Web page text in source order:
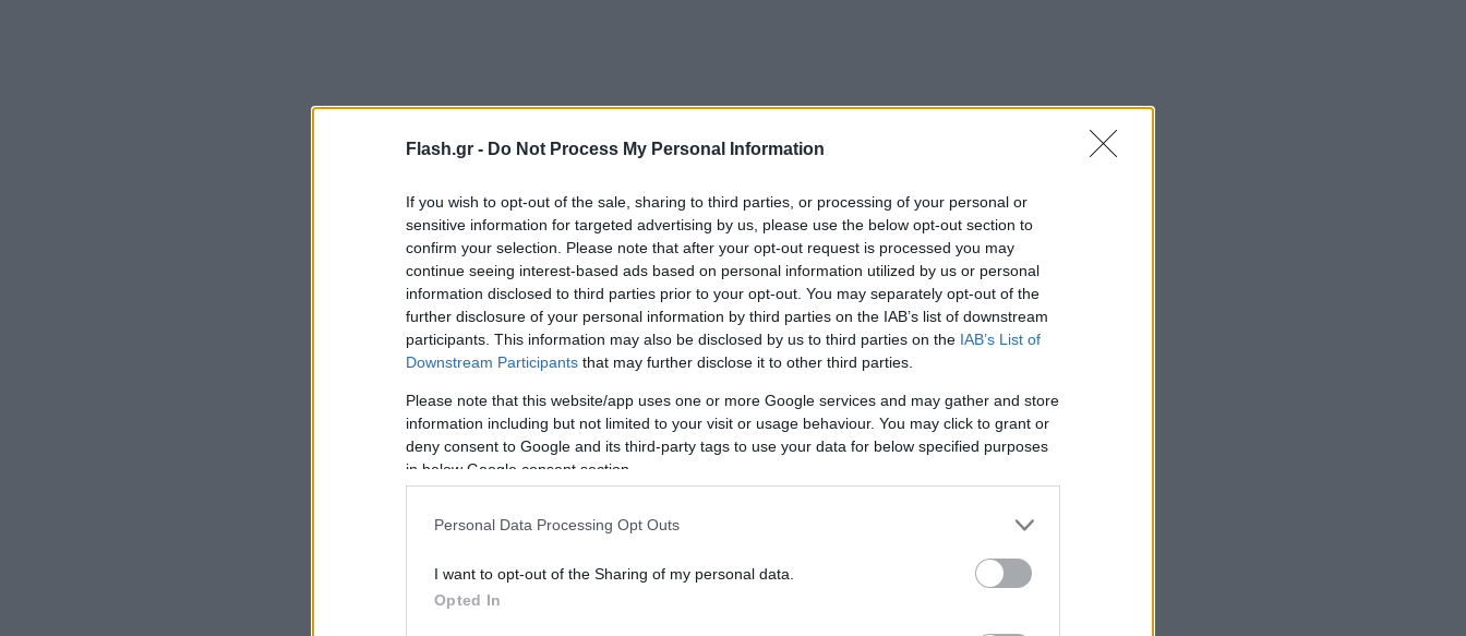
Flash.gr - Do Not Process My Personal Information
If you wish to opt-out of the sale, sharing to third parties, or processing of your personal or
sensitive information for targeted advertising by us, please use the below opt-out section to
confirm your selection. Please note that after your opt-out request is processed you may
continue seeing interest-based ads based on personal information utilized by us or personal
information disclosed to third parties prior to your opt-out. You may separately opt-out of the
further disclosure of your personal information by third parties on the IAB’s list of downstream
participants. This information may also be disclosed by us to third parties on the IAB’s List of
Downstream Participants that may further disclose it to other third parties.
Please note that this website/app uses one or more Google services and may gather and store
information including but not limited to your visit or usage behaviour. You may click to grant or
deny consent to Google and its third-party tags to use your data for below specified purposes
in below Google consent section.
Personal Data Processing Opt Outs
I want to opt-out of the Sharing of my personal data.
Opted In